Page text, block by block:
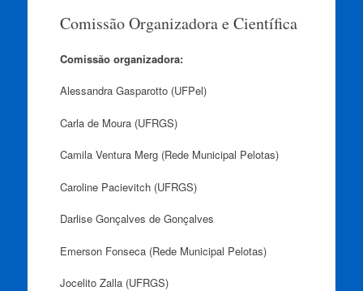
Comissão Organizadora e Científica
Comissão organizadora:
Alessandra Gasparotto (UFPel)
Carla de Moura (UFRGS)
Camila Ventura Merg (Rede Municipal Pelotas)
Caroline Pacievitch (UFRGS)
Darlise Gonçalves de Gonçalves
Emerson Fonseca (Rede Municipal Pelotas)
Jocelito Zalla (UFRGS)